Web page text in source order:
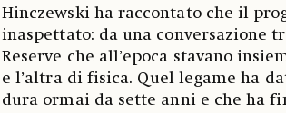
Hinczewski ha raccontato che il
inaspettato: da una conversazione
Reserve che all’epoca stavano
e l’altra di fisica. Quel legame ha
dura ormai da sette anni e che ha